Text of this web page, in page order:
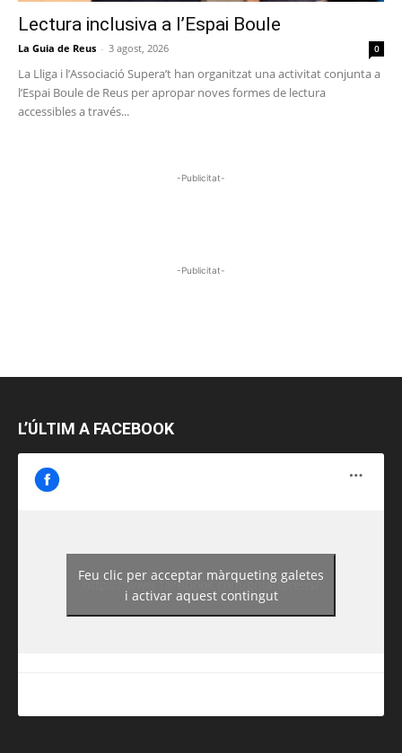
Lectura inclusiva a l’Espai Boule
La Guia de Reus - 3 agost, 2026 0
La Lliga i l’Associació Supera’t han organitzat una activitat conjunta a
l’Espai Boule de Reus per apropar noves formes de lectura
accessibles a través...
-Publicitat-
-Publicitat-
L’ÚLTIM A FACEBOOK
https://www.facebook.com/guiadereus/
Feu clic per acceptar màrqueting galetes
i activar aquest contingut